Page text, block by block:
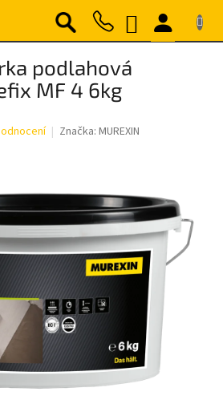
NÁKUPNÍ
KOŠÍK
podlahová
MF 4 6kg
Značka: MUREXIN